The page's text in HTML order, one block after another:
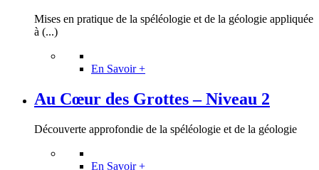
Mises en pratique de la spéléologie et de la géologie appliquée
à (...)
En Savoir +
Au Cœur des Grottes – Niveau 2
Découverte approfondie de la spéléologie et de la géologie
En Savoir +